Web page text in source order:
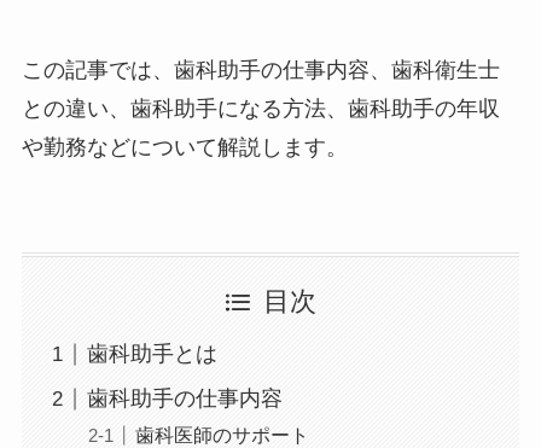
この記事では、歯科助手の仕事内容、歯科衛生士
との違い、歯科助手になる方法、歯科助手の年収
や勤務などについて解説します。
目次
歯科助手とは
歯科助手の仕事内容
歯科医師のサポート